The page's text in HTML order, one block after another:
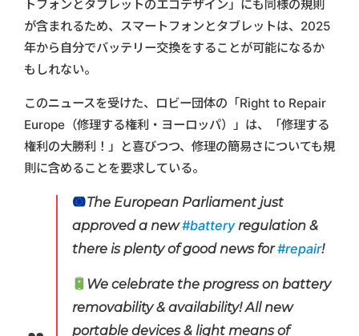
トフォンとタブレットのエコデザイン」にも同様の規則
が含まれるため、スマートフォンとタブレットは、2025
年から自分でバッテリー交換をすることが可能になるか
もしれない。
このニュースを受けた、ロビー団体の「Right to Repair
Europe（修理する権利・ヨーロッパ）」は、「修理する
権利の大勝利！」と喜びつつ、修理の簡易さについても規
則に含めることを要求している。
The European Parliament just
approved a new#batteryregulation &
there is plenty of good news for#repair!
We celebrate the progress on battery
removability & availability! All new
portable devices & light means of